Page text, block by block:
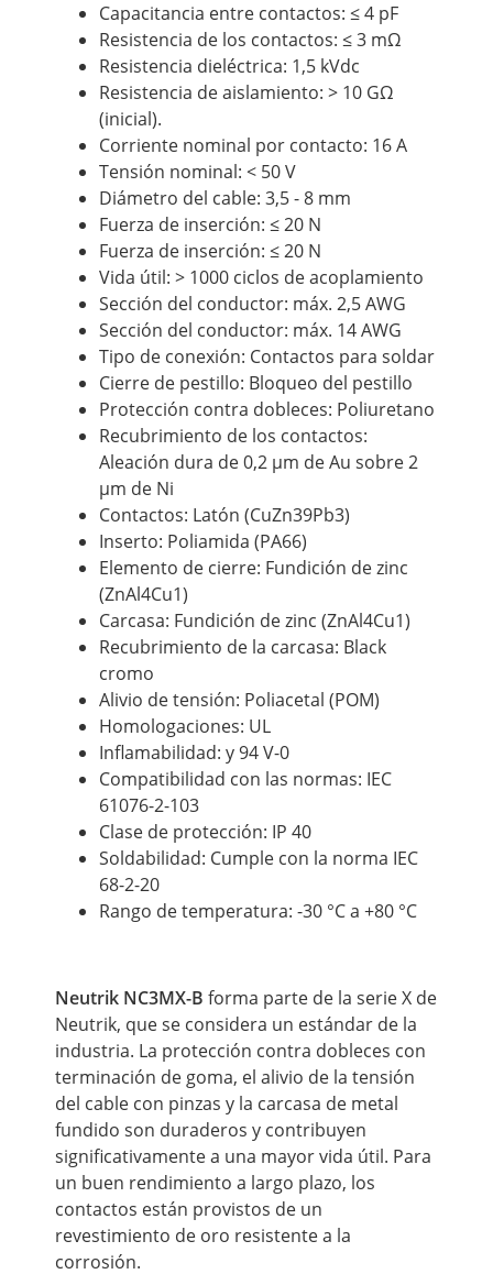
Capacitancia entre contactos: ≤ 4 pF
Resistencia de los contactos: ≤ 3 mΩ
Resistencia dieléctrica: 1,5 kVdc
Resistencia de aislamiento: > 10 GΩ
(inicial).
Corriente nominal por contacto: 16 A
Tensión nominal: < 50 V
Diámetro del cable: 3,5 - 8 mm
Fuerza de inserción: ≤ 20 N
Fuerza de inserción: ≤ 20 N
Vida útil: > 1000 ciclos de acoplamiento
Sección del conductor: máx. 2,5 AWG
Sección del conductor: máx. 14 AWG
Tipo de conexión: Contactos para soldar
Cierre de pestillo: Bloqueo del pestillo
Protección contra dobleces: Poliuretano
Recubrimiento de los contactos:
Aleación dura de 0,2 µm de Au sobre 2
µm de Ni
Contactos: Latón (CuZn39Pb3)
Inserto: Poliamida (PA66)
Elemento de cierre: Fundición de zinc
(ZnAl4Cu1)
Carcasa: Fundición de zinc (ZnAl4Cu1)
Recubrimiento de la carcasa: Black
cromo
Alivio de tensión: Poliacetal (POM)
Homologaciones: UL
Inflamabilidad: y 94 V-0
Compatibilidad con las normas: IEC
61076-2-103
Clase de protección: IP 40
Soldabilidad: Cumple con la norma IEC
68-2-20
Rango de temperatura: -30 °C a +80 °C
Neutrik NC3MX-B forma parte de la serie X de
Neutrik, que se considera un estándar de la
industria. La protección contra dobleces con
terminación de goma, el alivio de la tensión
del cable con pinzas y la carcasa de metal
fundido son duraderos y contribuyen
significativamente a una mayor vida útil. Para
un buen rendimiento a largo plazo, los
contactos están provistos de un
revestimiento de oro resistente a la
corrosión.